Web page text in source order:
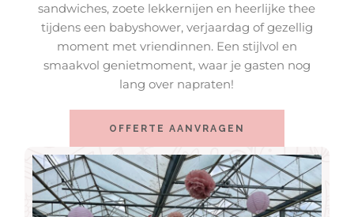
sandwiches, zoete lekkernijen en heerlijke thee
tijdens een babyshower, verjaardag of gezellig
moment met vriendinnen. Een stijlvol en
smaakvol genietmoment, waar je gasten nog
lang over napraten!
OFFERTE AANVRAGEN